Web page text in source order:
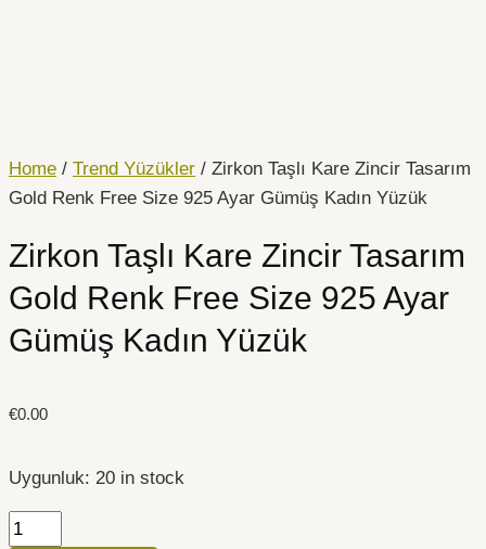
Home / Trend Yüzükler / Zirkon Taşlı Kare Zincir Tasarım
Gold Renk Free Size 925 Ayar Gümüş Kadın Yüzük
Zirkon Taşlı Kare Zincir Tasarım
Gold Renk Free Size 925 Ayar
Gümüş Kadın Yüzük
€0.00
Uygunluk: 20 in stock
Gold
Renk
Size
Ayar
Gümüş
quantity